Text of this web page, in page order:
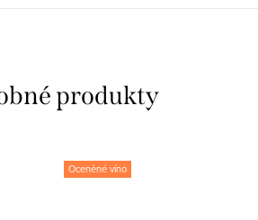
Oceněné víno